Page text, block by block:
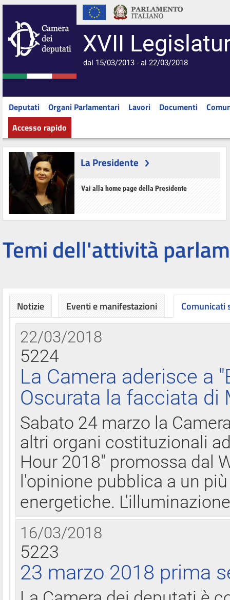
XVII
dal 15/03/2013 - al 22/03/2018
Deputati Organi Parlamentari Lavori Documenti
Accesso rapido
La Presidente
Vai alla home page della Presidente
Temi dell'attività
Notizie Eventi e manifestazioni Comunicati
22/03/2018
5224
La Camera aderisce a
Oscurata la facciata di
Sabato 24 marzo la
altri organi costituzionali
Hour 2018" promossa dal
l'opinione pubblica a un
energetiche.
16/03/2018
5223
23 marzo 2018 prima